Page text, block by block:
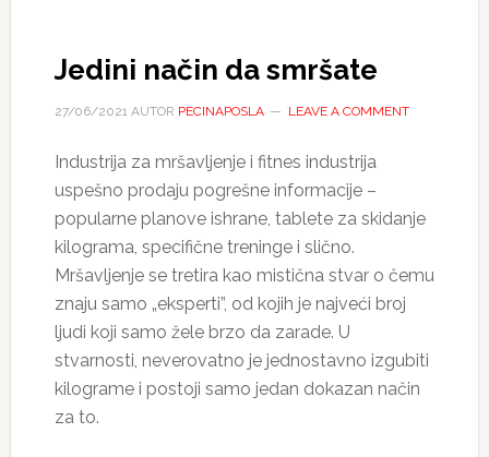
Jedini način da smršate
27/06/2021AUTOR PECINAPOSLA LEAVE A COMMENT
Industrija za mršavljenje i fitnes industrija
uspešno prodaju pogrešne informacije –
popularne planove ishrane, tablete za skidanje
kilograma, specifične treninge i slično.
Mršavljenje se tretira kao mistična stvar o čemu
znaju samo „eksperti”, od kojih je najveći broj
ljudi koji samo žele brzo da zarade. U
stvarnosti, neverovatno je jednostavno izgubiti
kilograme i postoji samo jedan dokazan način
za to.